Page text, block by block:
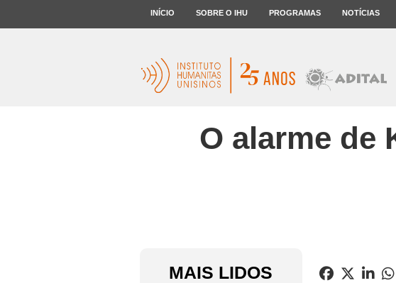
INÍCIO SOBRE O IHU PROGRAMAS NOTÍCIAS
O alarme de
MAIS LIDOS